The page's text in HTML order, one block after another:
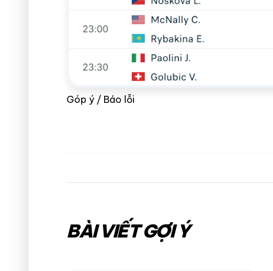
Góp ý / Báo lỗi
BÀI VIẾT GỢI Ý